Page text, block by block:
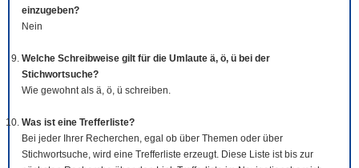
einzugeben?
Nein
Welche Schreibweise gilt für die Umlaute ä, ö, ü bei der
Stichwortsuche?
Wie gewohnt als ä, ö, ü schreiben.
Was ist eine Trefferliste?
Bei jeder Ihrer Recherchen, egal ob über Themen oder über
Stichwortsuche, wird eine Trefferliste erzeugt. Diese Liste ist bis zur